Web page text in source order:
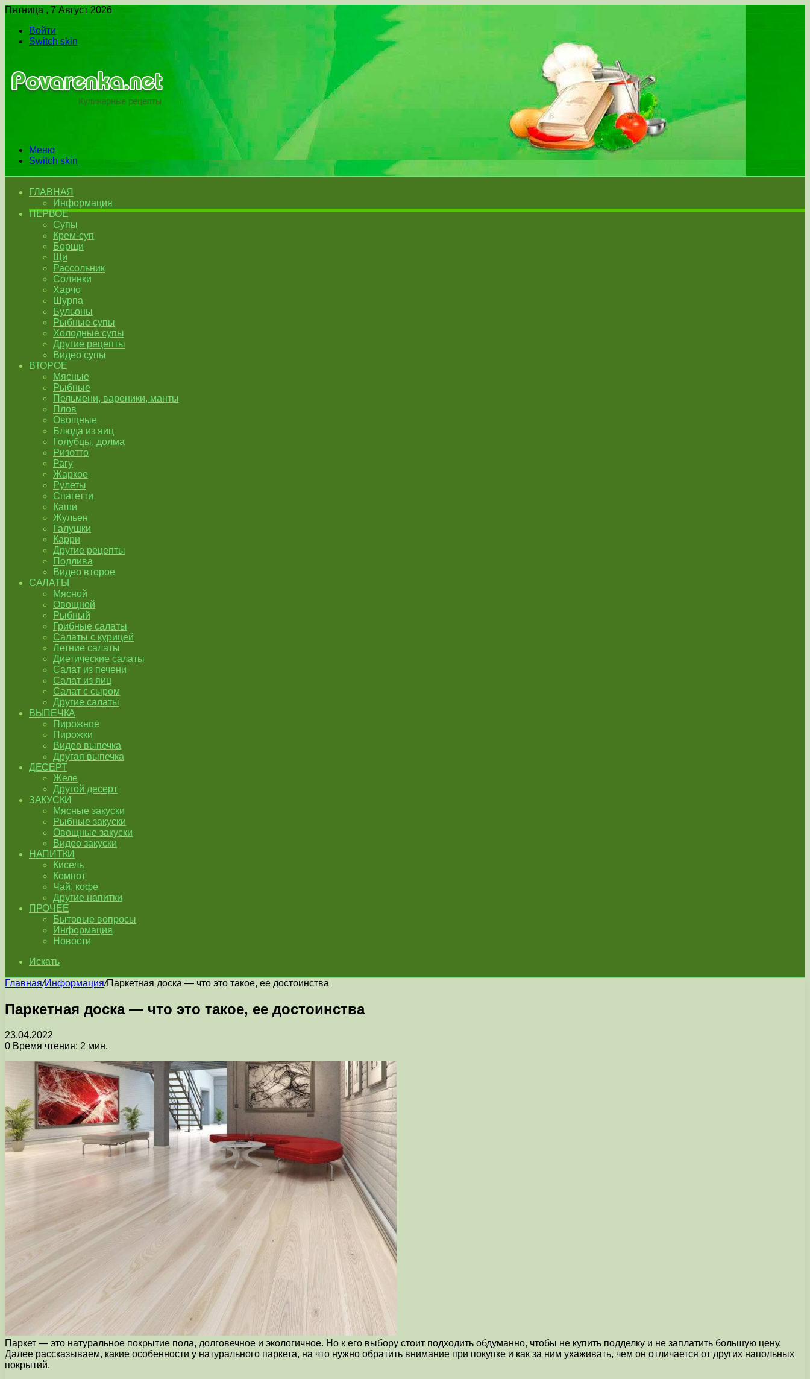
Пятница , 7 Август 2026
Войти
Switch skin
Меню
Switch skin
ГЛАВНАЯ
Информация
ПЕРВОЕ
Супы
Крем-суп
Борщи
Щи
Рассольник
Солянки
Харчо
Шурпа
Бульоны
Рыбные супы
Холодные супы
Другие рецепты
Видео супы
ВТОРОЕ
Мясные
Рыбные
Пельмени, вареники, манты
Плов
Овощные
Блюда из яиц
Голубцы, долма
Ризотто
Рагу
Жаркое
Рулеты
Спагетти
Каши
Жульен
Галушки
Карри
Другие рецепты
Подлива
Видео второе
САЛАТЫ
Мясной
Овощной
Рыбный
Грибные салаты
Салаты с курицей
Летние салаты
Диетические салаты
Салат из печени
Салат из яиц
Салат с сыром
Другие салаты
ВЫПЕЧКА
Пирожное
Пирожки
Видео выпечка
Другая выпечка
ДЕСЕРТ
Желе
Другой десерт
ЗАКУСКИ
Мясные закуски
Рыбные закуски
Овощные закуски
Видео закуски
НАПИТКИ
Кисель
Компот
Чай, кофе
Другие напитки
ПРОЧЕЕ
Бытовые вопросы
Информация
Новости
Искать
Главная/Информация/Паркетная доска — что это такое, ее достоинства
Паркетная доска — что это такое, ее достоинства
23.04.2022
0 Время чтения: 2 мин.
Паркет — это натуральное покрытие пола, долговечное и экологичное. Но к его выбору стоит подходить обдуманно, чтобы не купить подделку и не заплатить большую цену.
Далее рассказываем, какие особенности у натурального паркета, на что нужно обратить внимание при покупке и как за ним ухаживать, чем он отличается от других напольных
покрытий.